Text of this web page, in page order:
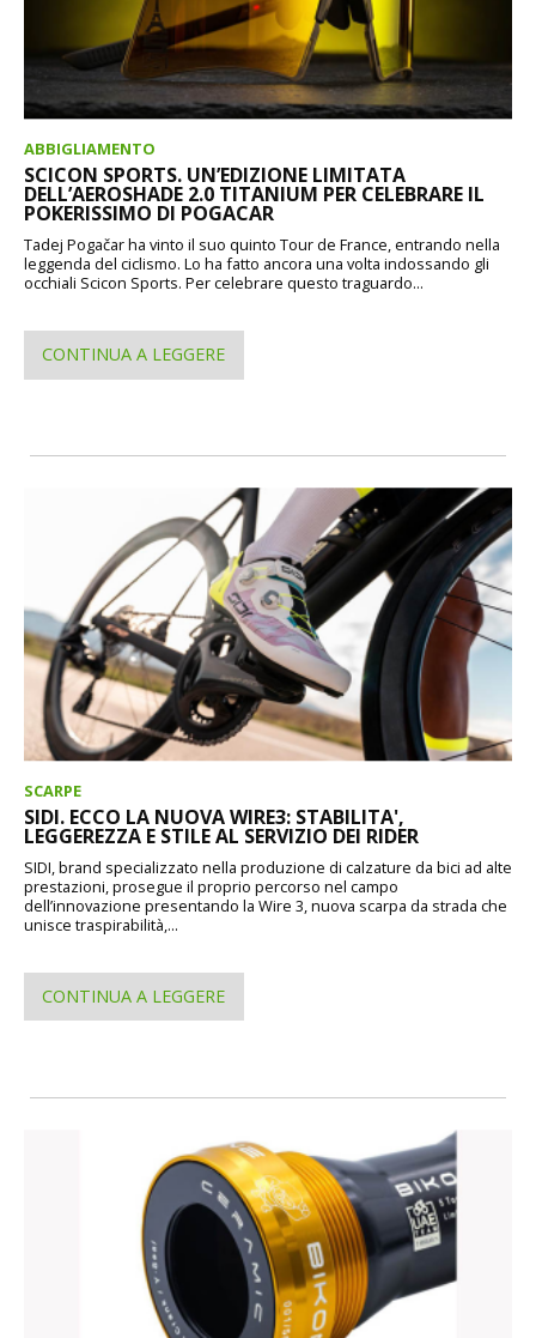
ABBIGLIAMENTO
SCICON SPORTS. UN’EDIZIONE LIMITATA
DELL’AEROSHADE 2.0 TITANIUM PER CELEBRARE IL
POKERISSIMO DI POGACAR
Tadej Pogačar ha vinto il suo quinto Tour de France, entrando nella
leggenda del ciclismo. Lo ha fatto ancora una volta indossando gli
occhiali Scicon Sports. Per celebrare questo traguardo...
CONTINUA A LEGGERE
SCARPE
SIDI. ECCO LA NUOVA WIRE3: STABILITA',
LEGGEREZZA E STILE AL SERVIZIO DEI RIDER
SIDI, brand specializzato nella produzione di calzature da bici ad alte
prestazioni, prosegue il proprio percorso nel campo
dell’innovazione presentando la Wire 3, nuova scarpa da strada che
unisce traspirabilità,...
CONTINUA A LEGGERE